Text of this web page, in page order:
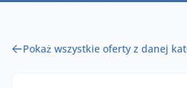
Pokaż wszystkie oferty z danej